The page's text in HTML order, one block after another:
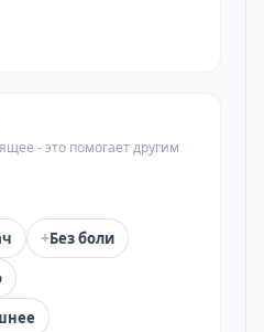
- это помогает другим
+Без боли